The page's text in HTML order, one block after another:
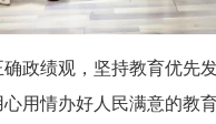
绩观，坚持教育优先
用情办好人民满意的教育